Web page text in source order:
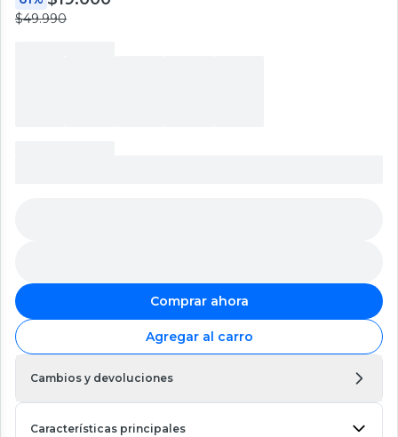
$49.990
Comprar ahora
Agregar al carro
Cambios y devoluciones
Características principales